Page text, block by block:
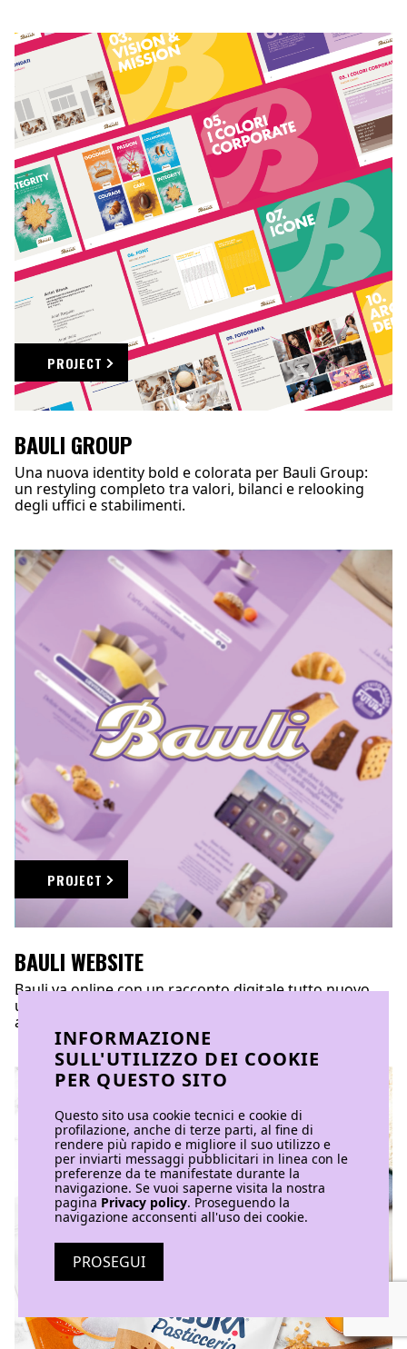
PROJECT
BAULI GROUP
Una nuova identity bold e colorata per Bauli Group:
un restyling completo tra valori, bilanci e relooking
degli uffici e stabilimenti.
PROJECT
BAULI WEBSITE
Bauli va online con un racconto digitale tutto nuovo,
una vetrina globale per tante dolcissime novità in
arrivo per lo storico brand di bakery.
INFORMAZIONE
SULL'UTILIZZO DEI COOKIE
PER QUESTO SITO
Questo sito usa cookie tecnici e cookie di
profilazione, anche di terze parti, al fine di
rendere più rapido e migliore il suo utilizzo e
per inviarti messaggi pubblicitari in linea con le
preferenze da te manifestate durante la
navigazione. Se vuoi saperne visita la nostra
pagina Privacy policy. Proseguendo la
navigazione acconsenti all'uso dei cookie.
PROSEGUI